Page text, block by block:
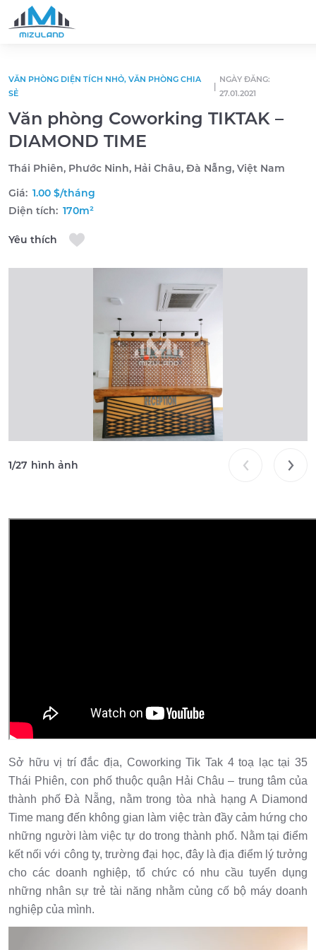
VĂN PHÒNG DIỆN TÍCH NHỎ, VĂN PHÒNG CHIA
SẺ
NGÀY ĐĂNG:
27.01.2021
Văn phòng Coworking TIKTAK –
DIAMOND TIME
Thái Phiên, Phước Ninh, Hải Châu, Đà Nẵng, Việt Nam
Giá: 1.00 $/tháng
Diện tích: 170m²
Yêu thích
1/27 hình ảnh
Sở hữu vị trí đắc địa, Coworking Tik Tak 4 toạ lạc tại 35
Thái Phiên, con phố thuộc quận Hải Châu – trung tâm của
thành phố Đà Nẵng, nằm trong tòa nhà hạng A Diamond
Time mang đến không gian làm việc tràn đầy cảm hứng cho
những người làm việc tự do trong thành phố. Nằm tại điểm
kết nối với công ty, trường đại học, đây là địa điểm lý tưởng
cho các doanh nghiệp, tổ chức có nhu cầu tuyển dụng
những nhân sự trẻ tài năng nhằm củng cố bộ máy doanh
nghiệp của mình.